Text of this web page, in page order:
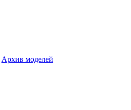
Архив моделей